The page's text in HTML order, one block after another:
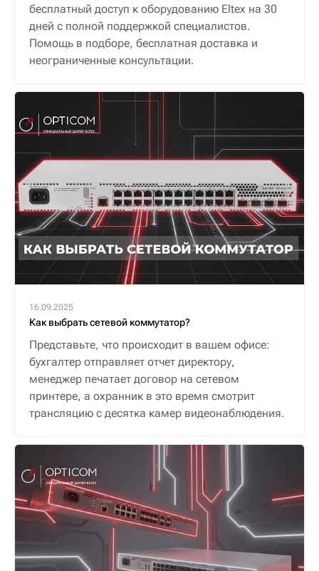
бесплатный доступ к оборудованию Eltex на 30
дней с полной поддержкой специалистов.
Помощь в подборе, бесплатная доставка и
неограниченные консультации.
16.09.2025
Как выбрать сетевой коммутатор?
Представьте, что происходит в вашем офисе:
бухгалтер отправляет отчет директору,
менеджер печатает договор на сетевом
принтере, а охранник в это время смотрит
трансляцию с десятка камер видеонаблюдения.